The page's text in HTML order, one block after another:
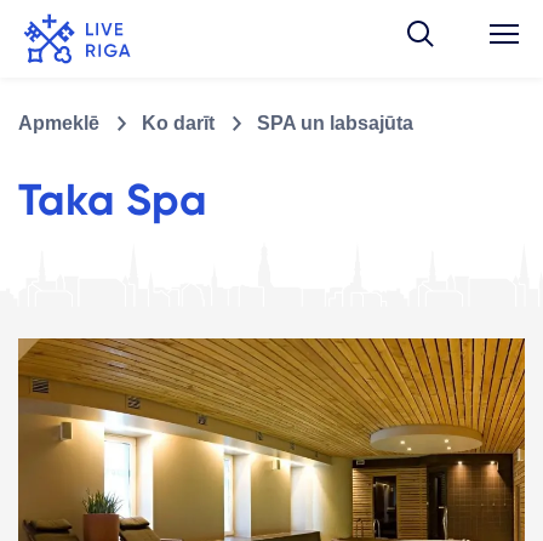
Apmeklē Ko darīt SPA un labsajūta
Taka Spa